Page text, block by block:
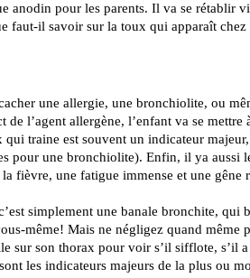
anodin pour les parents. Il va se rétablir
faut-il savoir sur la toux qui apparaît
une allergie, une bronchiolite, ou
l’agent allergène, l’enfant va se
traine est souvent un indicateur
pour une bronchiolite). Enfin, il ya aussi
fièvre, une fatigue immense et une gêne
simplement une banale bronchite, qui
même! Mais ne négligez quand même
sur son thorax pour voir s’il sifflote, s’il
les indicateurs majeurs de la plus ou